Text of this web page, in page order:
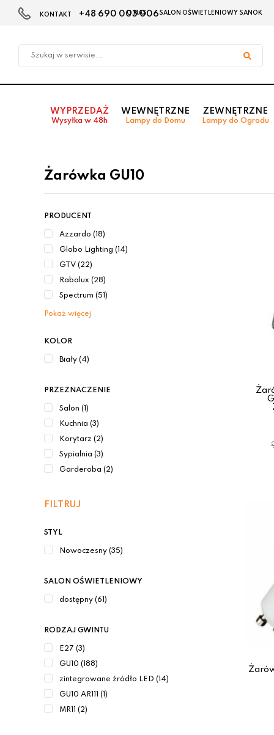
w
KONTAKT +48 690 003 006
O NAS SALON OŚWIETLENIOWY SANOK
WYPRZEDAŻ
Wysyłka w 48h
WEWNĘTRZNE
Lampy do Domu
ZEWNĘTRZNE
Lampy do Ogrodu
Żarówka GU10
PRODUCENT
Azzardo (18)
Globo Lighting (14)
GTV (22)
Rabalux (28)
Spectrum (51)
Pokaż więcej
KOLOR
Biały (4)
PRZEZNACZENIE
Salon (1)
Kuchnia (3)
Korytarz (2)
Sypialnia (3)
Garderoba (2)
FILTRUJ
STYL
Nowoczesny (35)
SALON OŚWIETLENIOWY
dostępny (61)
RODZAJ GWINTU
E27 (3)
GU10 (188)
zintegrowane źródło LED (14)
GU10 AR111 (1)
MR11 (2)